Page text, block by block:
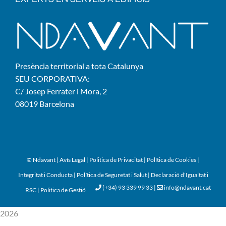
Presència territorial a tota Catalunya
SEU CORPORATIVA:
C/ Josep Ferrater i Mora, 2
08019 Barcelona
© Ndavant | Avís Legal | Politica de Privacitat | Política de Cookies |
Integritat i Conducta | Política de Seguretat i Salut | Declaració d'Igualtat i
RSC | Politica de Gestió (+34) 93 339 99 33 | info@ndavant.cat
2026